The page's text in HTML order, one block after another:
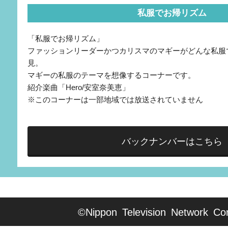
私服でお帰リズム
「私服でお帰リズム」
ファッションリーダーかつカリスマのマギーがどんな私
見。
マギーの私服のテーマを想像するコーナーです。
紹介楽曲「Hero/安室奈美恵」
※このコーナーは一部地域では放送されていません
バックナンバーはこちら
©Nippon Television Network